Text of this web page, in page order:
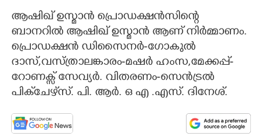
ആഷിഖ് ഉസ്മാൻ പ്രൊഡക്ഷൻസിന്റെ
ബാനറിൽ ആഷിഖ് ഉസ്മാൻ ആണ് നിർമ്മാണം.
പ്രൊഡക്ഷൻ ഡിസൈനർ-ഗോകുൽ
ദാസ്,വസ്ത്രാലങ്കാരം-മഷർ ഹംസ,മേക്കപ്പ്-
റോണക്സ് സേവ്യർ. വിതരണം-സെൻട്രൽ
പിക്‌ചേഴ്‌സ്. പി. ആർ. ഒ എ .എസ്. ദിനേശ്.